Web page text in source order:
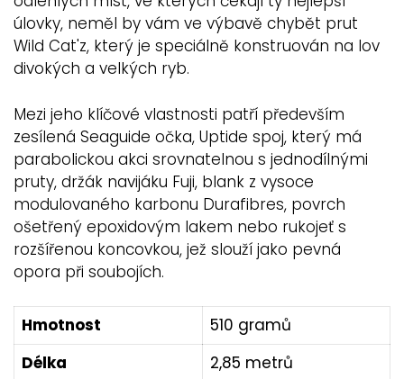
úlovky, neměl by vám ve výbavě chybět prut
Wild Cat'z, který je speciálně konstruován na lov
divokých a velkých ryb.
Mezi jeho klíčové vlastnosti patří především
zesílená Seaguide očka, Uptide spoj, který má
parabolickou akci srovnatelnou s jednodílnými
pruty, držák navijáku Fuji, blank z vysoce
modulovaného karbonu Durafibres, povrch
ošetřený epoxidovým lakem nebo rukojeť s
rozšířenou koncovkou, jež slouží jako pevná
opora při soubojích.
Hmotnost
510 gramů
Délka
2,85 metrů